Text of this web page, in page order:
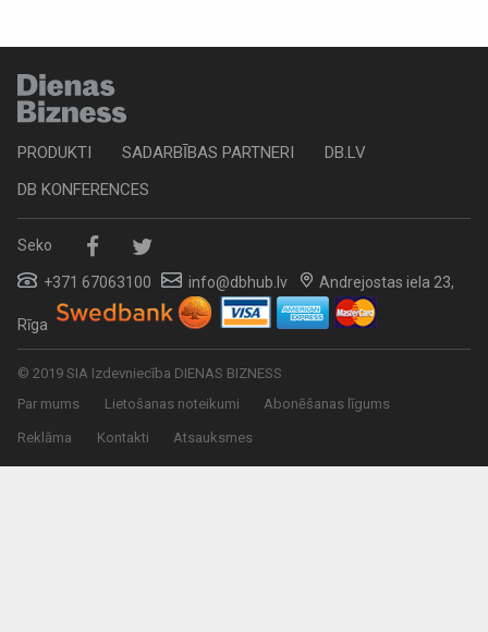
PRODUKTI SADARBĪBAS PARTNERI
DB.LV
DB KONFERENCES
Seko
+371 67063100 info@dbhub.lv Andrejostas iela 23,
Rīga
© 2019 SIA Izdevniecība DIENAS BIZNESS
Par mums
Lietošanas noteikumi Abonēšanas līgums
Reklāma Kontakti Atsauksmes